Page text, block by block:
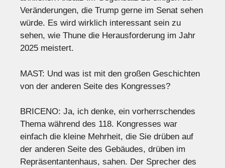
Veränderungen, die Trump gerne im Senat sehen
würde. Es wird wirklich interessant sein zu
sehen, wie Thune die Herausforderung im Jahr
2025 meistert.
MAST: Und was ist mit den großen Geschichten
von der anderen Seite des Kongresses?
BRICENO: Ja, ich denke, ein vorherrschendes
Thema während des 118. Kongresses war
einfach die kleine Mehrheit, die Sie drüben auf
der anderen Seite des Gebäudes, drüben im
Repräsentantenhaus, sahen. Der Sprecher des